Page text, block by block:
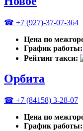
☎ +7 (927)-37-07-364
Цена по
График работы:
Рейтинг такси:
Орбита
☎ +7 (84158) 3‑28-07
Цена по
График работы: